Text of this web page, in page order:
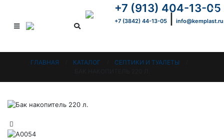
+7 (913) 404-13-05
+7 (3842) 44-13-05 info@kemplast.ru
ГЛАВНАЯ КАТАЛОГ
СЕПТИКИ И ТУАЛЕТЫ
×